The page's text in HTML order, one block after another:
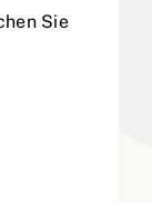
Sie